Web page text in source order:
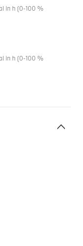
in h (0-100 %
in h (0-100 %